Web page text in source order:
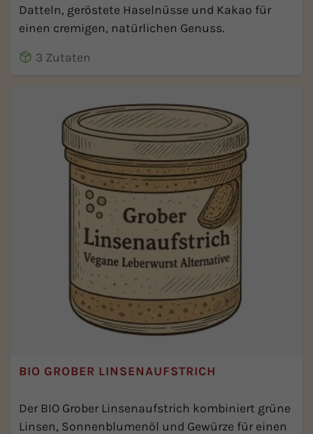
Datteln, geröstete Haselnüsse und Kakao für
einen cremigen, natürlichen Genuss.
3 Zutaten
BIO GROBER LINSENAUFSTRICH
Der BIO Grober Linsenaufstrich kombiniert grüne
Linsen, Sonnenblumenöl und Gewürze für einen